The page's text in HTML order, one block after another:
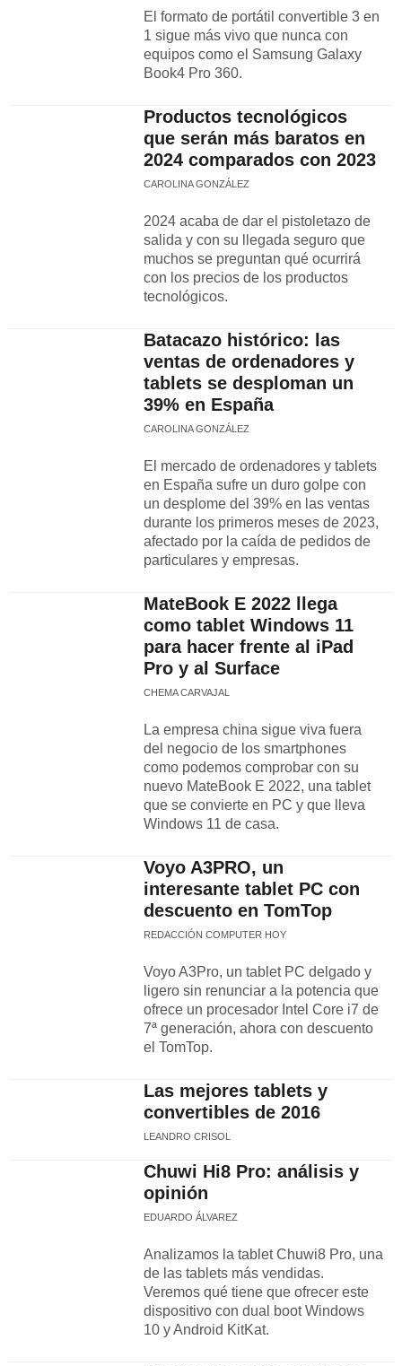
El formato de portátil convertible 3 en
1 sigue más vivo que nunca con
equipos como el Samsung Galaxy
Book4 Pro 360.
Productos tecnológicos
que serán más baratos en
2024 comparados con 2023
CAROLINA GONZÁLEZ
2024 acaba de dar el pistoletazo de
salida y con su llegada seguro que
muchos se preguntan qué ocurrirá
con los precios de los productos
tecnológicos.
Batacazo histórico: las
ventas de ordenadores y
tablets se desploman un
39% en España
CAROLINA GONZÁLEZ
El mercado de ordenadores y tablets
en España sufre un duro golpe con
un desplome del 39% en las ventas
durante los primeros meses de 2023,
afectado por la caída de pedidos de
particulares y empresas.
MateBook E 2022 llega
como tablet Windows 11
para hacer frente al iPad
Pro y al Surface
CHEMA CARVAJAL
La empresa china sigue viva fuera
del negocio de los smartphones
como podemos comprobar con su
nuevo MateBook E 2022, una tablet
que se convierte en PC y que lleva
Windows 11 de casa.
Voyo A3PRO, un
interesante tablet PC con
descuento en TomTop
REDACCIÓN COMPUTER HOY
Voyo A3Pro, un tablet PC delgado y
ligero sin renunciar a la potencia que
ofrece un procesador Intel Core i7 de
7ª generación, ahora con descuento
el TomTop.
Las mejores tablets y
convertibles de 2016
LEANDRO CRISOL
Chuwi Hi8 Pro: análisis y
opinión
EDUARDO ÁLVAREZ
Analizamos la tablet Chuwi8 Pro, una
de las tablets más vendidas.
Veremos qué tiene que ofrecer este
dispositivo con dual boot Windows
10 y Android KitKat.